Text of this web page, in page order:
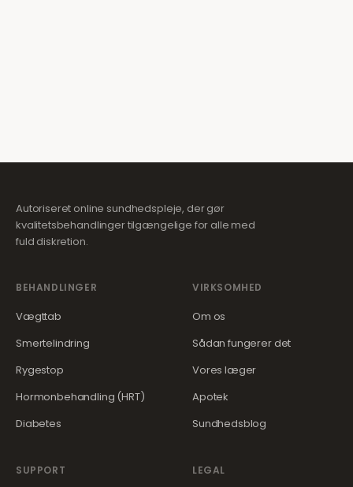
Autoriseret online sundhedspleje, der gør
kvalitetsbehandlinger tilgængelige for alle med
fuld diskretion.
BEHANDLINGER
Vægttab
Smertelindring
Rygestop
Hormonbehandling (HRT)
Diabetes
VIRKSOMHED
Om os
Sådan fungerer det
Vores læger
Apotek
Sundhedsblog
SUPPORT LEGAL